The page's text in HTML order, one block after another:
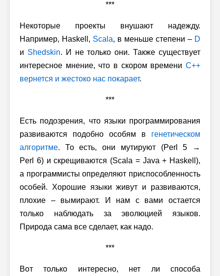
***
Некоторые проекты внушают надежду.
Например, Haskell, Scala, в меньше степени – D
и Shedskin. И не только они. Также существует
интересное мнение, что в скором времени C++
вернется и жестоко нас покарает.
***
Есть подозрения, что языки программирования
развиваются подобно особям в генетическом
алгоритме. То есть, они мутируют (Perl 5 →
Perl 6) и скрещиваются (Scala = Java + Haskell),
а программисты определяют приспособленность
особей. Хорошие языки живут и развиваются,
плохие – вымирают. И нам с вами остается
только наблюдать за эволюцией языков.
Природа сама все сделает, как надо.
***
Вот только интересно, нет ли способа